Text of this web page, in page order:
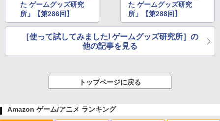
た ゲームグッズ研究
所」【第286回】
た ゲームグッズ研究
所」【第288回】
［使って試してみました! ゲームグッズ研究所］の
他の記事を見る
トップページに戻る
Amazon ゲーム/アニメ ランキング